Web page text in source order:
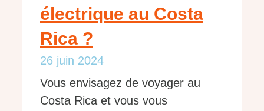
électrique au Costa
Rica ?
26 juin 2024
Vous envisagez de voyager au
Costa Rica et vous vous